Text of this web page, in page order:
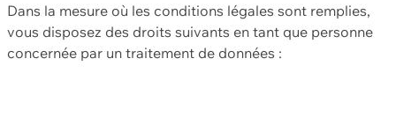
Dans la mesure où les conditions légales sont remplies,
vous disposez des droits suivants en tant que personne
concernée par un traitement de données :